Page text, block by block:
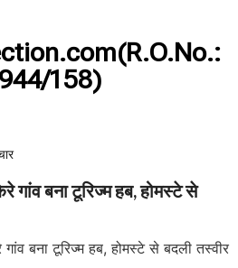
158)
बना टूरिज्म हब, होमस्टे से